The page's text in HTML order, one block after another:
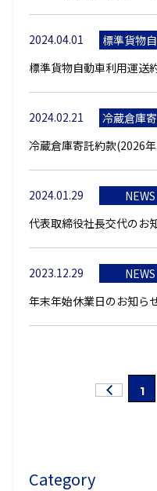
2024.04.01
標準貨物
利用運送
標準貨物自動車利用運送
2024.02.21
冷蔵倉庫
冷蔵倉庫寄託約款(2026
2024.01.29
NEWS
代表取締役社長交代のお
2023.12.29
NEWS
年末年始休業日のお知ら
1
Category